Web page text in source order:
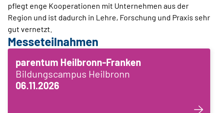
pflegt enge Kooperationen mit Unternehmen aus der
Region und ist dadurch in Lehre, Forschung und Praxis sehr
gut vernetzt.
Messeteilnahmen
parentum Heilbronn-Franken
Bildungscampus Heilbronn
06.11.2026